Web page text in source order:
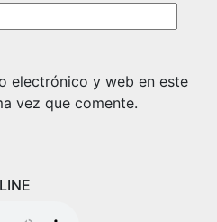
electrónico y web en este
vez que comente.